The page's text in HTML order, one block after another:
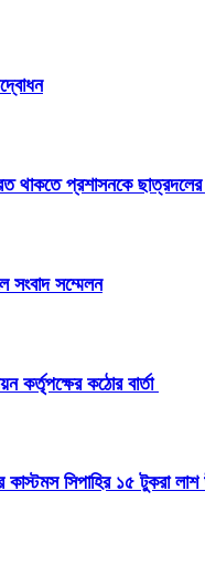
থাকতে প্রশাসনকে
সংবাদ সম্মেলন
কর্তৃপক্ষের কঠোর বার্তা
সিপাহির ১৫ টুকরা লাশ